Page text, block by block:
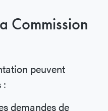
Commission
peuvent
:
demandes de